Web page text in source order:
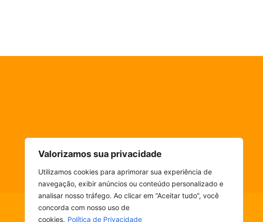
Valorizamos sua privacidade
Utilizamos cookies para aprimorar sua experiência de
navegação, exibir anúncios ou conteúdo personalizado e
analisar nosso tráfego. Ao clicar em “Aceitar tudo”, você
concorda com nosso uso de
cookies. Política de Privacidade